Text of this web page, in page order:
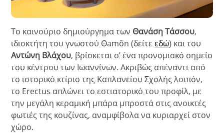
Το καινούριο δημιούργημα των Θανάση Τάσσου,
ιδιοκτήτη του γνωστού Θamõn (δείτεεδώ) και του
Αντώνη Βλάχου, βρίσκεται σ’ ένα προνομιακό σημείο
του κέντρου των Ιωαννίνων. Ακριβώς απέναντι από
το ιστορικό κτίριο της Καπλανείου Σχολής λοιπόν,
το Erectus απλώνει το εστιατορικό του προφίλ, με
την μεγάλη κεραμική μπάρα μπροστά στις ανοικτές
φωτιές της κουζίνας, αναμφίβολα να κυριαρχεί στον
χώρο.